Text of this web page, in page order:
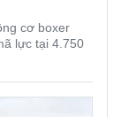
cơ boxer
lực tại 4.750